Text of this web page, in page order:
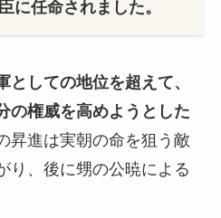
に任命されました。
としての地位を超えて、
の権威を高めようとした
昇進は実朝の命を狙う敵
り、後に甥の公暁による